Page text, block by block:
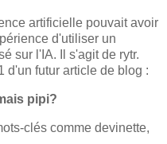
artificielle pouvait avoir
d'utiliser un
sur l'IA. Il s'agit de rytr.
d'un futur article de blog :
pipi?
clés comme devinette,